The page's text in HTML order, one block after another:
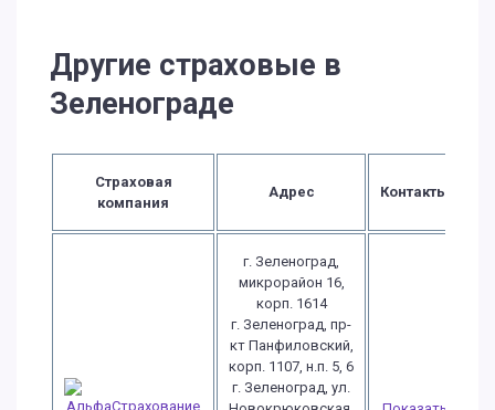
Другие страховые в
Зеленограде
Страховая
компания
Адрес Контакты
г. Зеленоград,
микрорайон 16,
корп. 1614
г. Зеленоград, пр-
кт Панфиловский,
корп. 1107, н.п. 5, 6
г. Зеленоград, ул.